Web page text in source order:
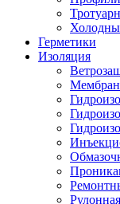
Герметики
Изоляция